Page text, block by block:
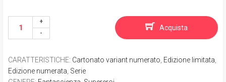
Acquista
CARATTERISTICHE: Cartonato variant numerato Edizione limitata
Edizione numerata Serie